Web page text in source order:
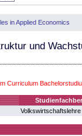
in Applied Economics
und
Curriculum
Volkswirtschaftslehre